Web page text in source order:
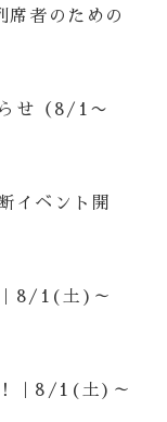
者のための
せ（8/1〜
イベント開
｜8/1(土)～
！｜8/1(土)～